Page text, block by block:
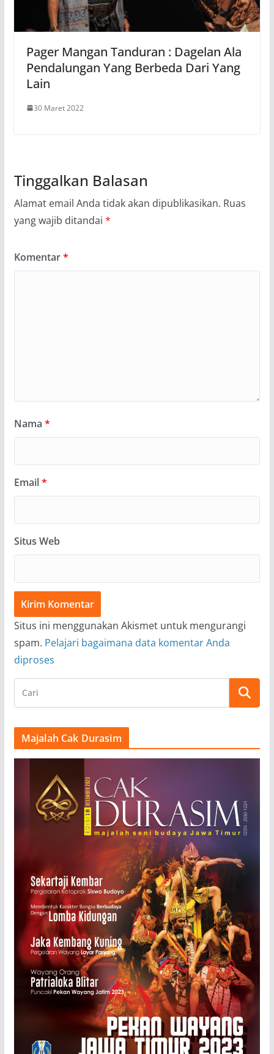
Pager Mangan Tanduran : Dagelan Ala
Pendalungan Yang Berbeda Dari Yang
Lain
30 Maret 2022
Tinggalkan Balasan
Alamat email Anda tidak akan dipublikasikan. Ruas
yang wajib ditandai *
Komentar*
Nama *
Email*
Situs Web
Situs ini menggunakan Akismet untuk mengurangi
spam. Pelajari bagaimana data komentar Anda
diproses
Majalah Cak Durasim